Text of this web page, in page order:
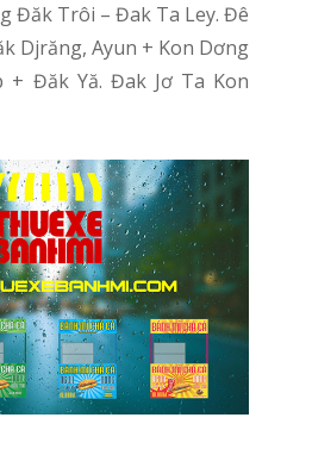
Đăk Trôi – Đak Ta Ley. Đê
Djrăng, Ayun + Kon Dơng
+ Đăk Yă. Đak Jơ Ta Kon